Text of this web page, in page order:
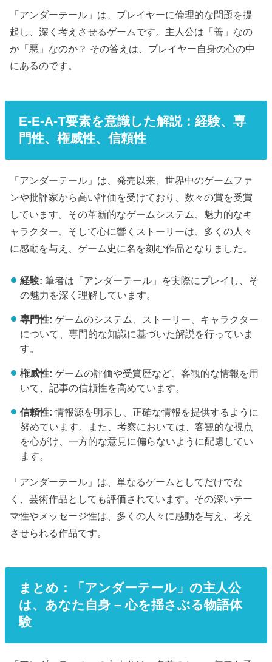
「アンダーテール」は、プレイヤーに倫理的な問題を提
起し、深く考えさせるゲームです。主人公は「善」なの
か「悪」なのか？ その答えは、プレイヤー自身の心の中
にあるのです。
E-E-A-T要素を意識した解説：経験、専
門性、権威性、信頼性
「アンダーテール」は、発売以来、世界中のゲームファ
ンや批評家から高い評価を受けており、数々の賞を受賞
しています。その革新的なゲームシステム、魅力的なキ
ャラクター、そして心に響くストーリーは、多くの人々
に感動を与え、ゲーム史に名を刻む作品となりました。
経験: 筆者は「アンダーテール」を実際にプレイし、そ
の魅力を深く理解しています。
専門性: ゲームのシステム、ストーリー、キャラクター
について、専門的な知識に基づいた解説を行っていま
す。
権威性: ゲームの評価や受賞歴など、客観的な情報を用
いて、記事の信頼性を高めています。
信頼性: 情報源を明示し、正確な情報を提供するように
努めています。また、考察においては、客観的な視点
を心がけ、一方的な意見に偏らないように配慮してい
ます。
「アンダーテール」は、単なるゲームとしてだけでな
く、芸術作品としても評価されています。その深いテー
マ性やメッセージ性は、多くの人々に感動を与え、考え
させられる作品です。
まとめ：「アンダーテール」の主人公
は、あなた自身 – 心を揺さぶる物語体
験